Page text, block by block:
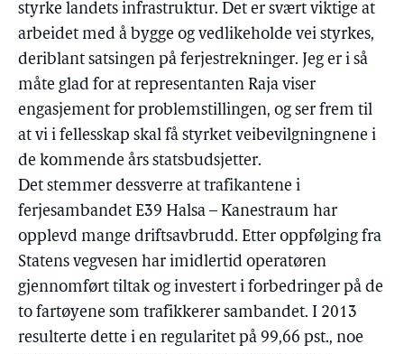
styrke landets infrastruktur. Det er svært viktige at
arbeidet med å bygge og vedlikeholde vei styrkes,
deriblant satsingen på ferjestrekninger. Jeg er i så
måte glad for at representanten Raja viser
engasjement for problemstillingen, og ser frem til
at vi i fellesskap skal få styrket veibevilgningnene i
de kommende års statsbudsjetter.
Det stemmer dessverre at trafikantene i
ferjesambandet E39 Halsa – Kanestraum har
opplevd mange driftsavbrudd. Etter oppfølging fra
Statens vegvesen har imidlertid operatøren
gjennomført tiltak og investert i forbedringer på de
to fartøyene som trafikkerer sambandet. I 2013
resulterte dette i en regularitet på 99,66 pst., noe